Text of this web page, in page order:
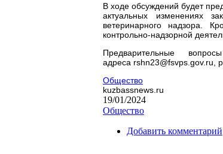
В ходе обсуждений будет
актуальных изменениях
ветеринарного надзора.
контрольно-надзорной
Предварительные
адреса rshn23@fsvps.gov.ru,
Общество
kuzbassnews.ru
19/01/2024
Общество
Добавить комментарий